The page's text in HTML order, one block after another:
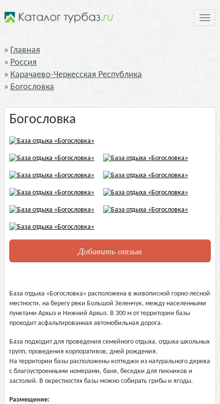
Главная
Россия
Карачаево-Черкесская Республика
Богословка
Богословка
Добавить отзыв
База отдыха «Богословка» расположена в живописной горно-лесной
местности, на берегу реки Большой Зеленчук, между населенными
пунктами Архыз и Нижний Архыз. В 300 м от территории базы
проходит асфальтированная автомобильная дорога.
База подходит для проведения семейного отдыха, отдыха школьных
групп, проведения корпоративов, дней рождения.
На территории базы расположены коттеджи из натурального дерева
с благоустроенными номерами, баня, беседки для пикников и
застолий. В окрестностях базы можно собирать грибы и ягоды.
Размещение: